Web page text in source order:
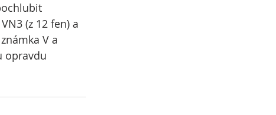
(z 12 fen) a
V a
opravdu